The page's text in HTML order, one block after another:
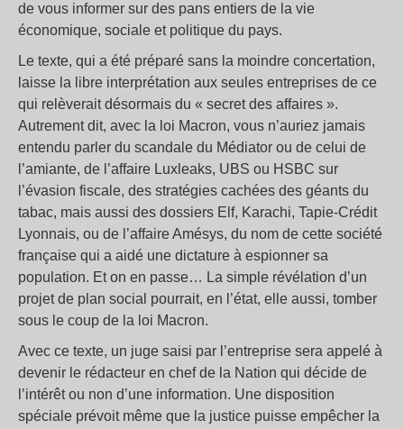
de vous informer sur des pans entiers de la vie
économique, sociale et politique du pays.
Le texte, qui a été préparé sans la moindre concertation,
laisse la libre interprétation aux seules entreprises de ce
qui relèverait désormais du « secret des affaires ».
Autrement dit, avec la loi Macron, vous n’auriez jamais
entendu parler du scandale du Médiator ou de celui de
l’amiante, de l’affaire Luxleaks, UBS ou HSBC sur
l’évasion fiscale, des stratégies cachées des géants du
tabac, mais aussi des dossiers Elf, Karachi, Tapie-Crédit
Lyonnais, ou de l’affaire Amésys, du nom de cette société
française qui a aidé une dictature à espionner sa
population. Et on en passe… La simple révélation d’un
projet de plan social pourrait, en l’état, elle aussi, tomber
sous le coup de la loi Macron.
Avec ce texte, un juge saisi par l’entreprise sera appelé à
devenir le rédacteur en chef de la Nation qui décide de
l’intérêt ou non d’une information. Une disposition
spéciale prévoit même que la justice puisse empêcher la